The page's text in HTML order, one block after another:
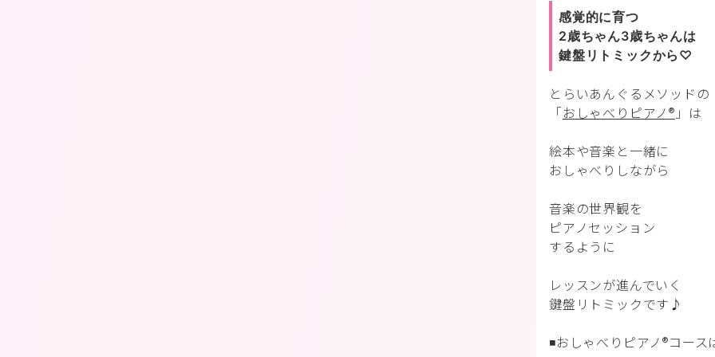
感覚的に育つ
2歳ちゃん3歳ちゃんは
鍵盤リトミックから♡
とらいあんぐるメソッドの
「おしゃべりピアノ®︎ 」は
絵本や音楽と一緒に
おしゃべりしながら
音楽の世界観を
ピアノセッション
するように
レッスンが進んでいく
鍵盤リトミックです♪
◾️おしゃべりピアノ®︎コース